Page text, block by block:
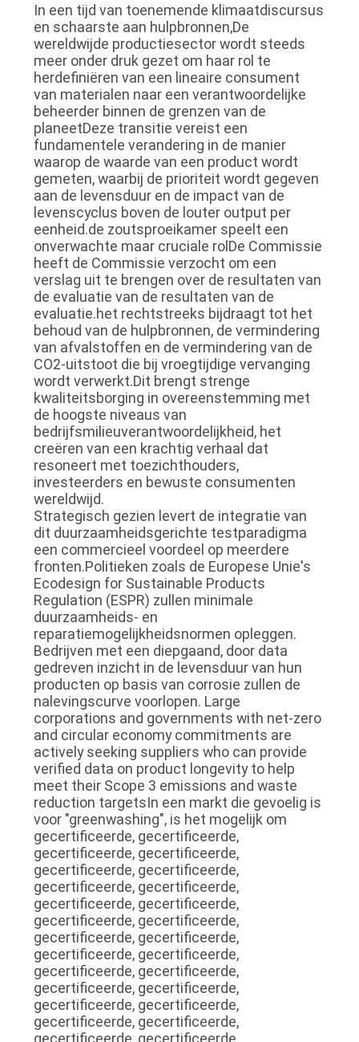
In een tijd van toenemende klimaatdiscursus
en schaarste aan hulpbronnen,De
wereldwijde productiesector wordt steeds
meer onder druk gezet om haar rol te
herdefiniëren van een lineaire consument
van materialen naar een verantwoordelijke
beheerder binnen de grenzen van de
planeetDeze transitie vereist een
fundamentele verandering in de manier
waarop de waarde van een product wordt
gemeten, waarbij de prioriteit wordt gegeven
aan de levensduur en de impact van de
levenscyclus boven de louter output per
eenheid.de zoutsproeikamer speelt een
onverwachte maar cruciale rolDe Commissie
heeft de Commissie verzocht om een
verslag uit te brengen over de resultaten van
de evaluatie van de resultaten van de
evaluatie.het rechtstreeks bijdraagt tot het
behoud van de hulpbronnen, de vermindering
van afvalstoffen en de vermindering van de
CO2-uitstoot die bij vroegtijdige vervanging
wordt verwerkt.Dit brengt strenge
kwaliteitsborging in overeenstemming met
de hoogste niveaus van
bedrijfsmilieuverantwoordelijkheid, het
creëren van een krachtig verhaal dat
resoneert met toezichthouders,
investeerders en bewuste consumenten
wereldwijd.
Strategisch gezien levert de integratie van
dit duurzaamheidsgerichte testparadigma
een commercieel voordeel op meerdere
fronten.Politieken zoals de Europese Unie's
Ecodesign for Sustainable Products
Regulation (ESPR) zullen minimale
duurzaamheids- en
reparatiemogelijkheidsnormen opleggen.
Bedrijven met een diepgaand, door data
gedreven inzicht in de levensduur van hun
producten op basis van corrosie zullen de
nalevingscurve voorlopen. Large
corporations and governments with net-zero
and circular economy commitments are
actively seeking suppliers who can provide
verified data on product longevity to help
meet their Scope 3 emissions and waste
reduction targetsIn een markt die gevoelig is
voor "greenwashing", is het mogelijk om
gecertificeerde, gecertificeerde,
gecertificeerde, gecertificeerde,
gecertificeerde, gecertificeerde,
gecertificeerde, gecertificeerde,
gecertificeerde, gecertificeerde,
gecertificeerde, gecertificeerde,
gecertificeerde, gecertificeerde,
gecertificeerde, gecertificeerde,
gecertificeerde, gecertificeerde,
gecertificeerde, gecertificeerde,
gecertificeerde, gecertificeerde,
gecertificeerde, gecertificeerde,
gecertificeerde, gecertificeerde,